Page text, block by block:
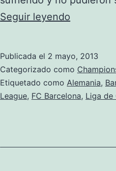
Seguir leyendo
Publicada el 2 mayo, 2013
Categorizado como
Etiquetado como Alemania,
League, FC Barcelona, Liga de